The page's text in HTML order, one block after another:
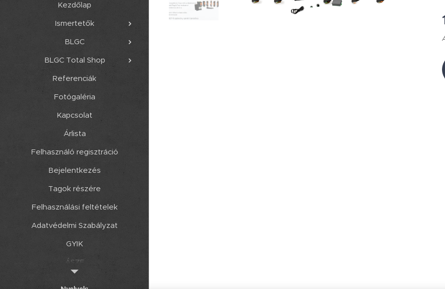
Kezdőlap
Ismertetők
BLGC
BLGC Total Shop
Referenciák
Fotógaléria
Kapcsolat
Árlista
Felhasználó regisztráció
Bejelentkezés
Tagok részére
Felhasználási feltételek
Adatvédelmi Szabályzat
GYIK
ÁSZF